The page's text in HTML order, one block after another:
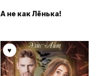
А не как Лёнька!